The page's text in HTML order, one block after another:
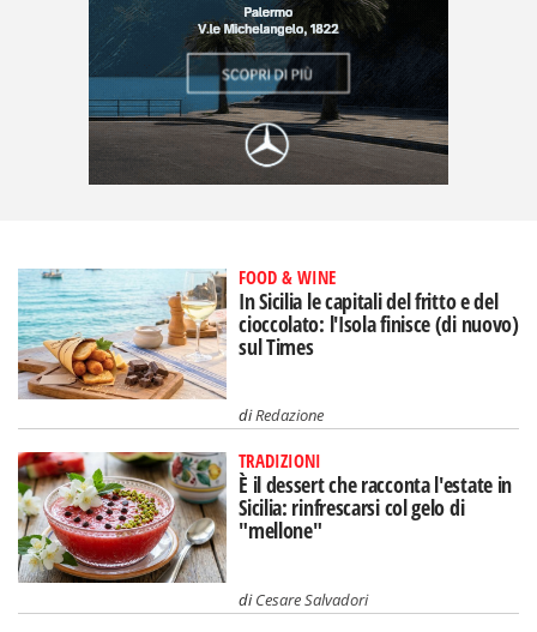
FOOD & WINE
In Sicilia le capitali del fritto e del
cioccolato: l'Isola finisce (di nuovo)
sul Times
diRedazione
TRADIZIONI
È il dessert che racconta l'estate in
Sicilia: rinfrescarsi col gelo di
"mellone"
diCesare Salvadori